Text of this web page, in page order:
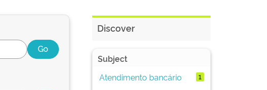
Discover
Subject
Atendimento bancário
1